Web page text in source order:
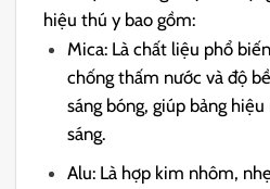
hiệu thú y bao gồm:
Mica: Là chất liệu phổ
chống thấm nước và độ
sáng bóng, giúp bảng
sáng.
Alu: Là hợp kim nhôm,